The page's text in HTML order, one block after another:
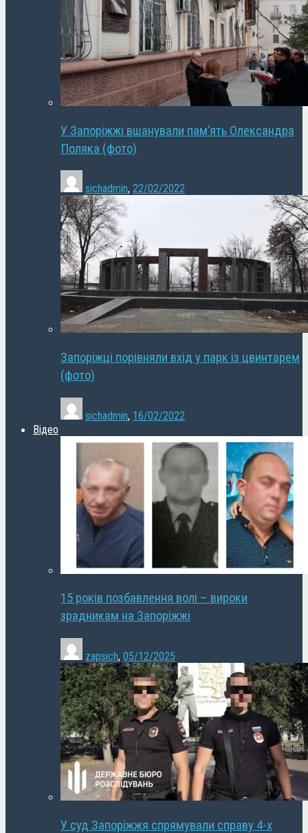
У Запоріжжі вшанували пам’ять Олександра
Поляка (фото)
sichadmin, 22/02/2022
Запоріжці порівняли вхід у парк із цвинтарем
(фото)
sichadmin, 16/02/2022
Відео
15 років позбавлення волі – вироки
зрадникам на Запоріжжі
zapsich, 05/12/2025
У суд Запоріжжя спрямували справу 4-х